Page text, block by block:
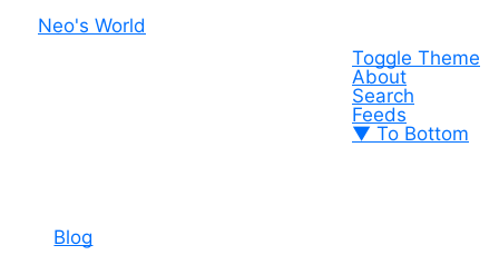
Neo's World
Toggle Theme
About
Search
Feeds
▼ To Bottom
Blog